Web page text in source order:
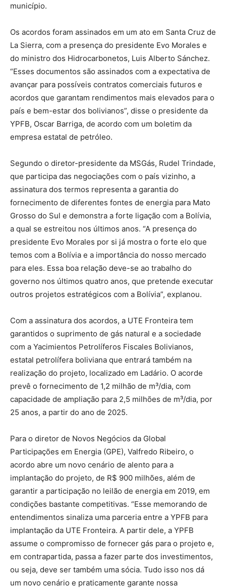
município.
Os acordos foram assinados em um ato em Santa Cruz de
La Sierra, com a presença do presidente Evo Morales e
do ministro dos Hidrocarbonetos, Luis Alberto Sánchez.
“Esses documentos são assinados com a expectativa de
avançar para possíveis contratos comerciais futuros e
acordos que garantam rendimentos mais elevados para o
país e bem-estar dos bolivianos”, disse o presidente da
YPFB, Oscar Barriga, de acordo com um boletim da
empresa estatal de petróleo.
Segundo o diretor-presidente da MSGás, Rudel Trindade,
que participa das negociações com o país vizinho, a
assinatura dos termos representa a garantia do
fornecimento de diferentes fontes de energia para Mato
Grosso do Sul e demonstra a forte ligação com a Bolívia,
a qual se estreitou nos últimos anos. “A presença do
presidente Evo Morales por si já mostra o forte elo que
temos com a Bolívia e a importância do nosso mercado
para eles. Essa boa relação deve-se ao trabalho do
governo nos últimos quatro anos, que pretende executar
outros projetos estratégicos com a Bolívia”, explanou.
Com a assinatura dos acordos, a UTE Fronteira tem
garantidos o suprimento de gás natural e a sociedade
com a Yacimientos Petrolíferos Fiscales Bolivianos,
estatal petrolífera boliviana que entrará também na
realização do projeto, localizado em Ladário. O acorde
prevê o fornecimento de 1,2 milhão de m³/dia, com
capacidade de ampliação para 2,5 milhões de m³/dia, por
25 anos, a partir do ano de 2025.
Para o diretor de Novos Negócios da Global
Participações em Energia (GPE), Valfredo Ribeiro, o
acordo abre um novo cenário de alento para a
implantação do projeto, de R$ 900 milhões, além de
garantir a participação no leilão de energia em 2019, em
condições bastante competitivas. “Esse memorando de
entendimentos sinaliza uma parceria entre a YPFB para
implantação da UTE Fronteira. A partir dele, a YPFB
assume o compromisso de fornecer gás para o projeto e,
em contrapartida, passa a fazer parte dos investimentos,
ou seja, deve ser também uma sócia. Tudo isso nos dá
um novo cenário e praticamente garante nossa